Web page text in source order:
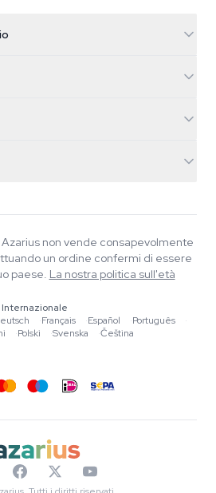
Azarius non vende consapevolmente
un ordine confermi di essere
paese. La nostra politica sull'età
Internazionale
·Français ·Español ·Português
·
·Polski ·Svenska ·Čeština